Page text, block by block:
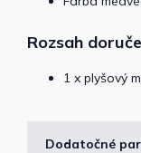
Rozsah
1 x plyšový
Dodatočné